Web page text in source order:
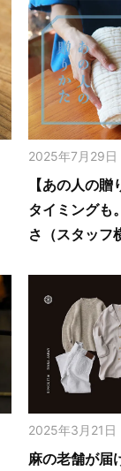
2025年7月29日
【あの人の
タイミングも
さ（スタッフ
2025年3月21日
麻の老舗が届